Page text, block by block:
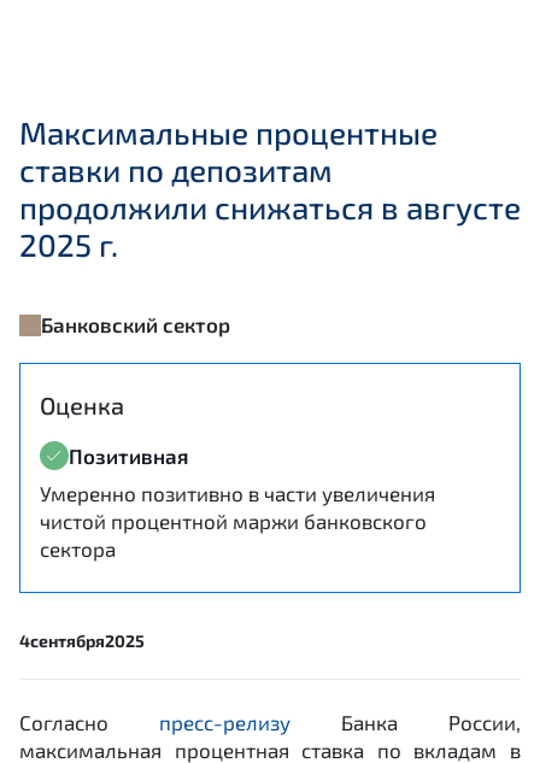
Максимальные процентные
ставки по депозитам
продолжили снижаться в августе
2025 г.
Банковский сектор
Оценка
Позитивная
Умеренно позитивно в части увеличения
чистой процентной маржи банковского
сектора
4сентября2025
Согласно пресс-релизу Банка России,
максимальная процентная ставка по вкладам в